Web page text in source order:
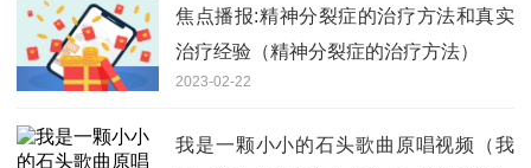
焦点播报:精神分裂症的治疗方法和真实
治疗经验（精神分裂症的治疗方法）
2023-02-22
我是一颗小小的石头歌曲原唱视频（我